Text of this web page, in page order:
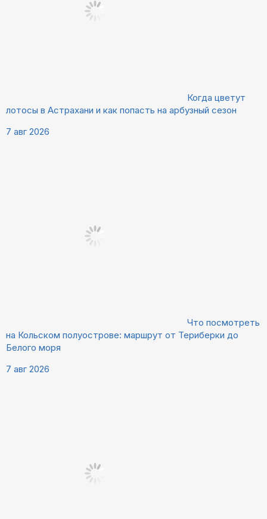
Когда цветут
лотосы в Астрахани и как попасть на арбузный сезон
7 авг 2026
Что посмотреть
на Кольском полуострове: маршрут от Териберки до
Белого моря
7 авг 2026